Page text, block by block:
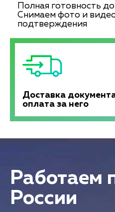
Полная готовность
Снимаем фото и
подтверждения
Доставка
оплата за него
Работаем
России